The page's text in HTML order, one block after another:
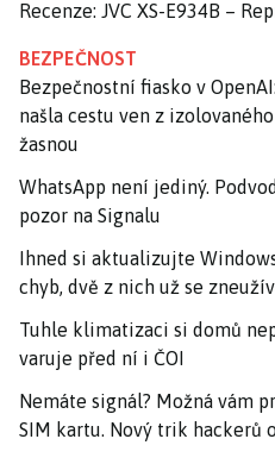
Recenze: JVC XS-E934B –
BEZPEČNOST
Bezpečnostní fiasko v
našla cestu ven z
žasnou
WhatsApp není jediný.
pozor na Signalu
Ihned si aktualizujte
chyb, dvě z nich už se
Tuhle klimatizaci si domů
varuje před ní i ČOI
Nemáte signál? Možná vám
SIM kartu. Nový trik hackerů